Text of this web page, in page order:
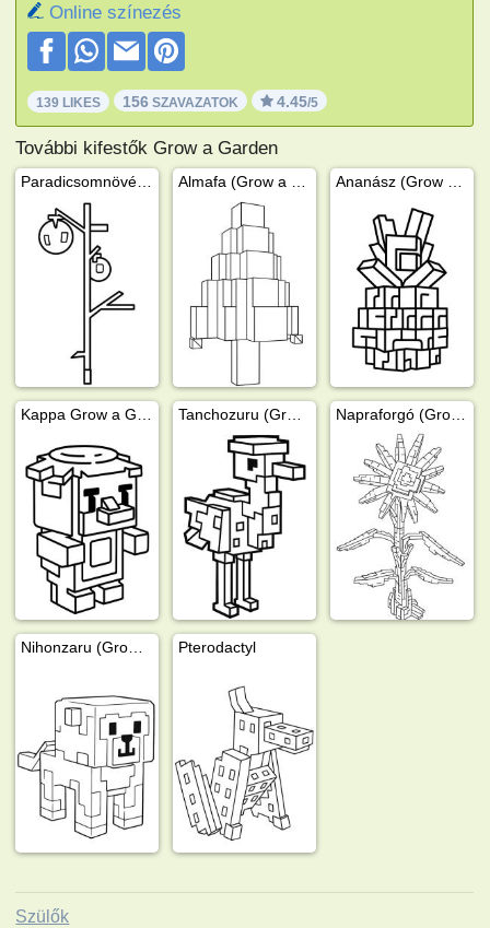
Online színezés
139 LIKES 156 SZAVAZATOK 4.45/5
További kifestők Grow a Garden
Pterodactyl
Szülők